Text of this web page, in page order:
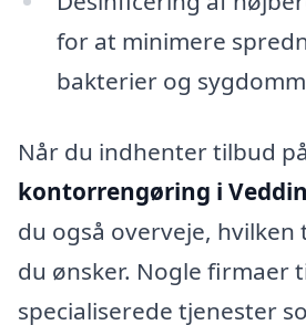
for at minimere
bakterier og
Når du indhenter tilbud på
kontorrengøring i
du også overveje,
du ønsker. Nogle firmaer
specialiserede tjenester